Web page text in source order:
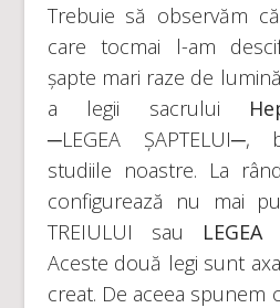
Trebuie să observăm
care tocmai l-am
șapte mari raze de
a legii sacrului
─LEGEA ȘAPTELUI─,
studiile noastre. La
configurează nu mai
TREIULUI sau LEGEA
Aceste două legi sunt
creat. De aceea spunem